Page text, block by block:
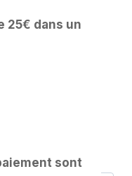
25€ dans un
sont